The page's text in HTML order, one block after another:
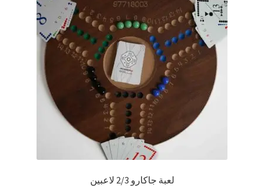
لعبة جاكارو 2/3 لاعبين